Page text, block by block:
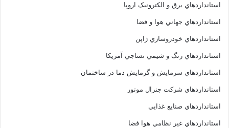
استانداردهاي برق و الکترونبک اروپا
استانداردهاي جهاني هوا و فضا
استانداردهاي خودروسازي ژاپن
استانداردهاي رنگ و شيمي نساجي آمريکا
استانداردهاي سرمايش و گرمايش دما در ساختمان
استانداردهاي شرکت جنرال موتور
استانداردهاي صنايع غذايي
استانداردهاي غير نظامي هوا فضا